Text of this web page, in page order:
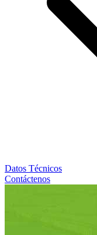
Datos Técnicos
Contáctenos